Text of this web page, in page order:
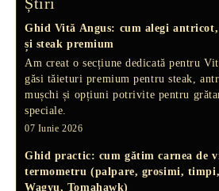
Ghid Vită Angus: cum alegi
și steak premium
Am creat o secțiune dedicată pentru
găsi tăieturi premium pentru steak,
mușchi și opțiuni potrivite pentru
speciale.
07 Iunie 2026
Ghid practic: cum gătim carnea de
termometru (palpare, grosimi,
Wagyu, Tomahawk)